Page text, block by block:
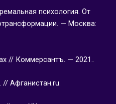
психология. От
— Москва:
// Коммерсантъ. — 2021..
// Афганистан.ru.